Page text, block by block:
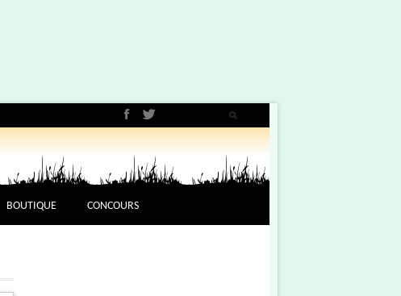
BOUTIQUE CONCOURS